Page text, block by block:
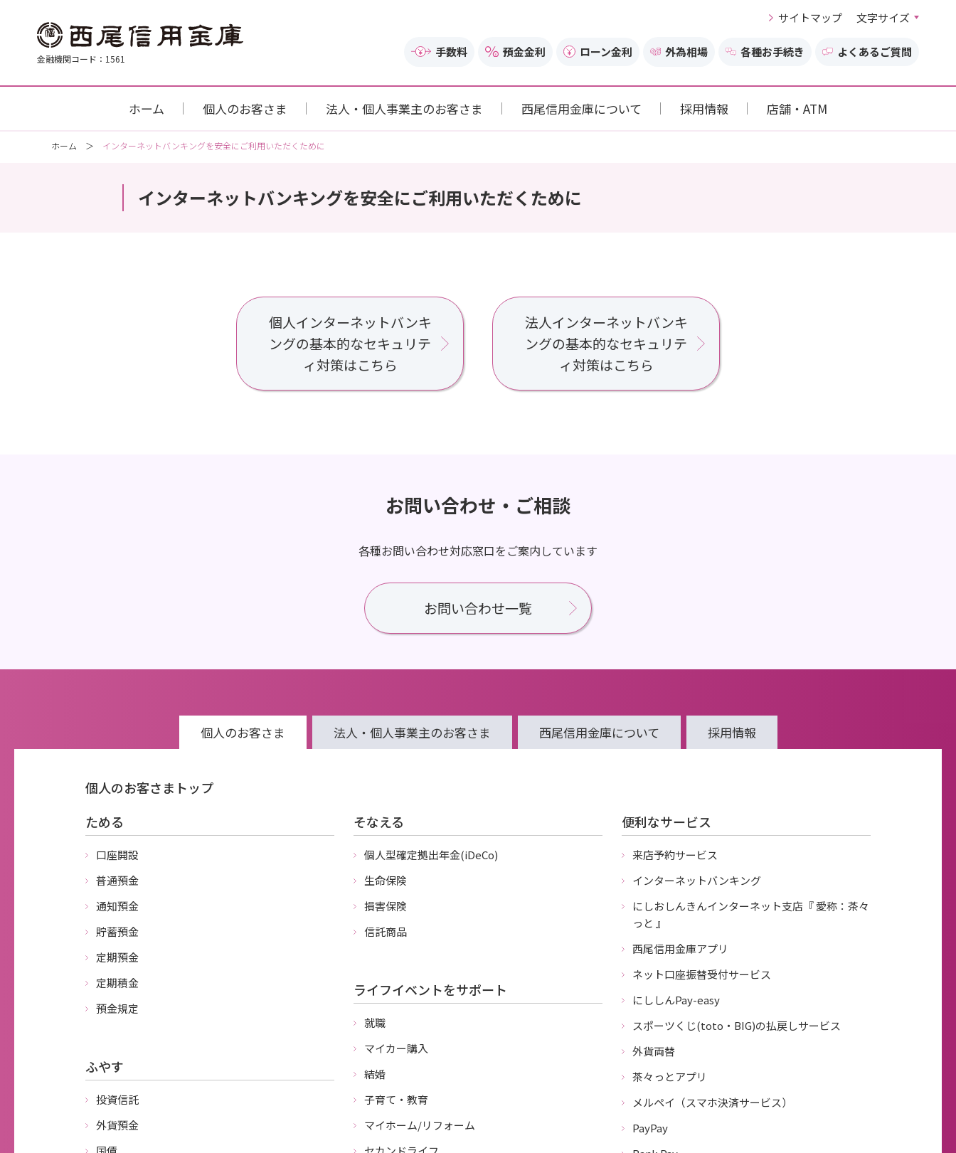
金融機関コード：1561
サイトマップ 文字サイズ
手数料 預金金利 ローン金利 外為相場 各種お手続き よくあるご質問
ホーム 個人のお客さま 法人・個人事業主のお客さま 西尾信用金庫について 採用情報 店舗・ATM
ホーム インターネットバンキングを安全にご利用いただくために
インターネットバンキングを安全にご利用いただくために
個人インターネットバンキ
ングの基本的なセキュリテ
ィ対策はこちら
法人インターネットバンキ
ングの基本的なセキュリテ
ィ対策はこちら
お問い合わせ・ご相談
各種お問い合わせ対応窓口をご案内しています
お問い合わせ一覧
個人のお客さま 法人・個人事業主のお客さま 西尾信用金庫について 採用情報
個人のお客さまトップ
ためる
口座開設
普通預金
通知預金
貯蓄預金
定期預金
定期積金
預金規定
ふやす
投資信託
外貨預金
そなえる
個人型確定拠出年金(iDeCo)
生命保険
損害保険
信託商品
ライフイベントをサポート
就職
マイカー購入
結婚
子育て・教育
マイホーム/リフォーム
便利なサービス
来店予約サービス
インターネットバンキング
にしおしんきんインターネット支店『 愛称：茶々
っと 』
西尾信用金庫アプリ
ネット口座振替受付サービス
にししんPay-easy
スポーツくじ(toto・BIG)の払戻しサービス
外貨両替
茶々っとアプリ
メルペイ（スマホ決済サービス）
PayPay